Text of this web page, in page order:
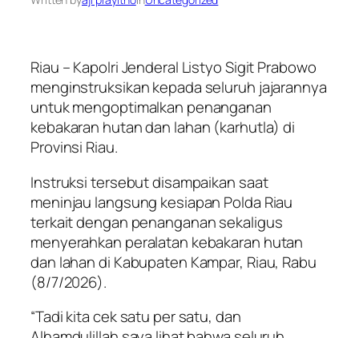
Riau – Kapolri Jenderal Listyo Sigit Prabowo
menginstruksikan kepada seluruh jajarannya
untuk mengoptimalkan penanganan
kebakaran hutan dan lahan (karhutla) di
Provinsi Riau.
Instruksi tersebut disampaikan saat
meninjau langsung kesiapan Polda Riau
terkait dengan penanganan sekaligus
menyerahkan peralatan kebakaran hutan
dan lahan di Kabupaten Kampar, Riau, Rabu
(8/7/2026).
“Tadi kita cek satu per satu, dan